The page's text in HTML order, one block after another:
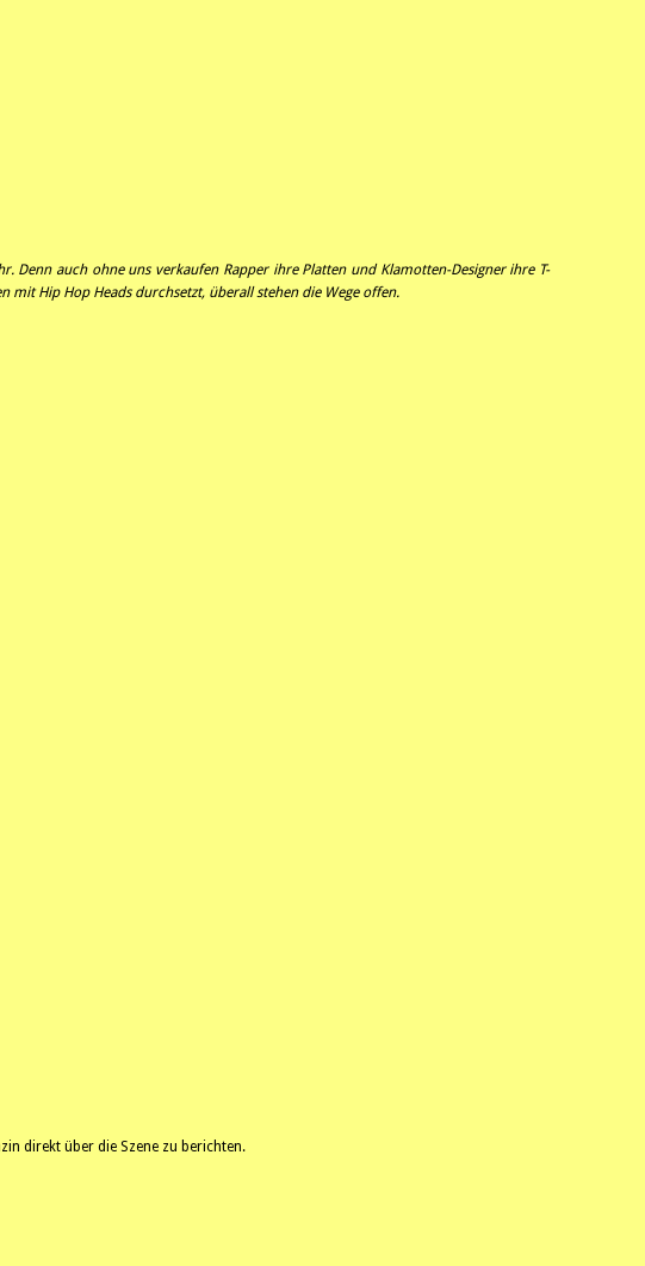
Denn auch ohne uns verkaufen Rapper ihre Platten und Klamotten-Designer ihre T-
Hip Hop Heads durchsetzt, überall stehen die Wege offen.
direkt über die Szene zu berichten.